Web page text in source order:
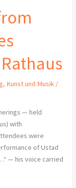
, Kunst und Musik /
— held
with
were
of Ustad
— his voice carried